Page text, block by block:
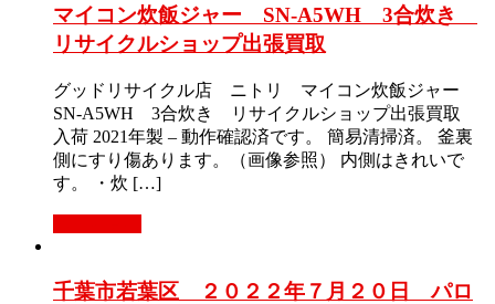
マイコン炊飯ジャー SN-A5WH 3合炊き
リサイクルショップ出張買取
グッドリサイクル店 ニトリ マイコン炊飯ジャー
SN-A5WH 3合炊き リサイクルショップ出張買取
入荷 2021年製 – 動作確認済です。 簡易清掃済。 釜裏
側にすり傷あります。（画像参照） 内側はきれいで
す。 ・炊 […]
千葉市若葉区 ２０２２年７月２０日 パロ